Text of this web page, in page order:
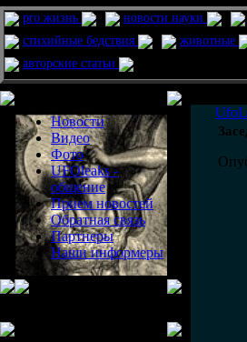
pro жизнь новости науки
стихийные бедствия
животные
авторские статьи
Новости
Видео
Фото
UFOleaks -
общение
Прием новостей
Обратная связь
Партнеры
Наши информеры